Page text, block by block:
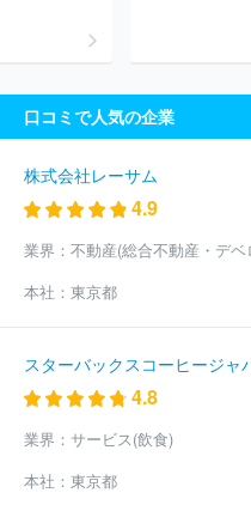
式会社Ｉｎｆｉｎｉｔｙ１
式会社ザイオン
株式会社Ｂ
ション
株式会社ピー・ディー
良
株式会社真面目
ｓｉｏｎ株式会社
口コミで人気の企業
株式会社レーサム
4.9
業界： 不動産(総合不動産・デ
本社： 東京都
スターバックスコーヒージャ
4.8
業界： サービス(飲食)
本社： 東京都